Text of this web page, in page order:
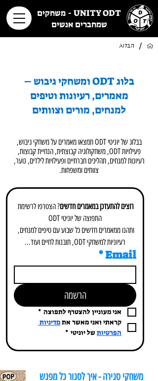
UNITY ODT - משחקים
שמחברים אנשים
/ הבלוג
בלוג ODT ומשחקי גיבוש –
מאמרים, רעיונות וטיפים
למנחים, מורים וצוותים
בבלוג של יוניטי ODT תמצאו מאמרים על משחקי גיבוש,
פעילויות ODT, משחקולוגיה קבוצתית, הנחיית קבוצות,
רעיונות למנחים, תהליכים חברתיים ופעילויות לילדים, נוער,
צוותים ומשפחות.
רוצים להתעדכן במאמרים חדשים
? הצטרפו לרשימת
התפוצה של יוניטי ODT
רעיוניות למשחקי ODT, תובנות לחיים ועוד...
Email
*
הרשמה
אני מעוניין להצטרף לתפוצה *
קראתי ואני מאשר את
הפרטיות של יוניטי *
משחקי סגירה - איך לסגור כל מפגש